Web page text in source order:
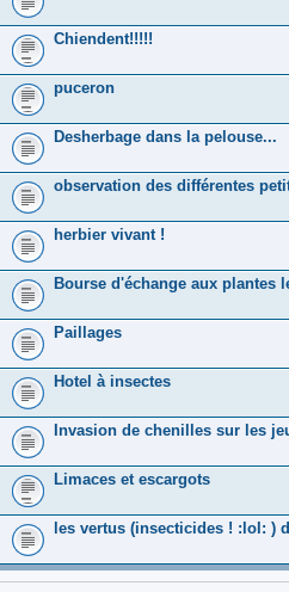
Chiendent!!!!!
puceron
Desherbage dans la pelouse...
observation des différentes
herbier vivant !
Bourse d'échange aux plantes
Paillages
Hotel à insectes
Invasion de chenilles sur les
Limaces et escargots
les vertus (insecticides ! :lol: )